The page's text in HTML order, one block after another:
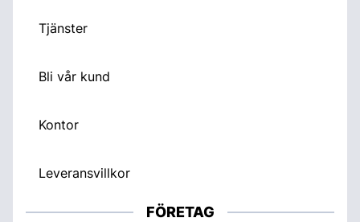
Tjänster
Bli vår kund
Kontor
Leveransvillkor
FÖRETAG